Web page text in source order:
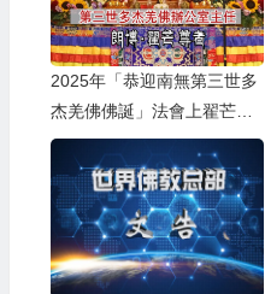
2025年「恭迎南無第三世多
杰羌佛佛誕」法會上翟芒尊
者的講話